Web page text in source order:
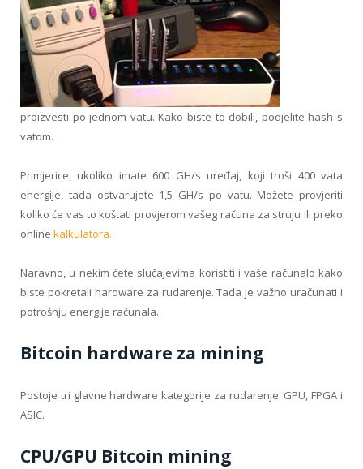
proizvesti po jednom vatu. Kako biste to dobili, podjelite hash s
vatom.
Primjerice, ukoliko imate 600 GH/s uređaj, koji troši 400 vata
energije, tada ostvarujete 1,5 GH/s po vatu. Možete provjeriti
koliko će vas to koštati provjerom vašeg računa za struju ili preko
online kalkulatora.
Naravno, u nekim ćete slučajevima koristiti i vaše računalo kako
biste pokretali hardware za rudarenje. Tada je važno uračunati i
potrošnju energije računala.
Bitcoin hardware za mining
Postoje tri glavne hardware kategorije za rudarenje: GPU, FPGA i
ASIC.
CPU/GPU Bitcoin mining